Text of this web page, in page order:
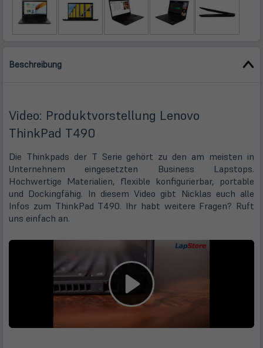
Beschreibung
Video: Produktvorstellung Lenovo
ThinkPad T490
Die Thinkpads der T Serie gehört zu den am meisten in
Unternehnem eingesetzten Business Lapstops.
Hochwertige Materialien, flexible konfigurierbar, portable
und Dockingfähig. In diesem Video gibt Nicklas euch alle
Infos zum ThinkPad T490. Ihr habt weitere Fragen? Ruft
uns einfach an.